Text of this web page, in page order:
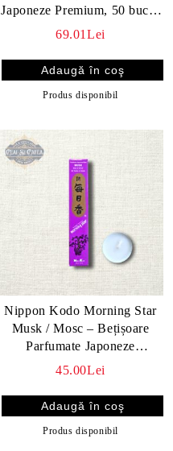
Japoneze Premium, 50 buc. /
30 min
69.01Lei
Produs disponibil
Nippon Kodo Morning Star
Musk / Mosc – Bețișoare
Parfumate Japoneze
Premium, 50 buc.
45.00Lei
Produs disponibil